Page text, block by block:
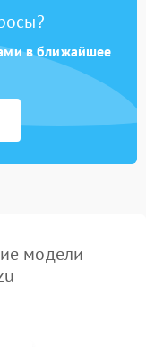
в ближайшее
модели